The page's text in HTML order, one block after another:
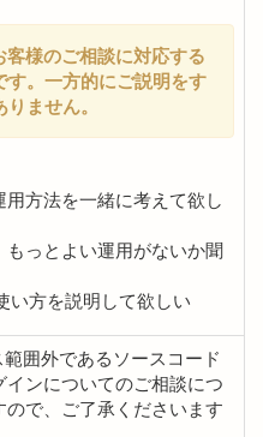
客様のご相談に対応する
す。一方的にご説明をす
ません。
用方法を一緒に考えて欲し
もっとよい運用がないか聞
い方を説明して欲しい
囲外であるソースコード
ンについてのご相談につ
で、ご了承くださいます